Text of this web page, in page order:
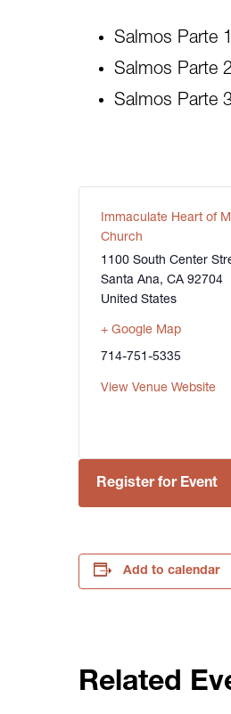
Salmos Parte
Salmos Parte
Salmos Parte
Immaculate Heart of
Church
1100 South Center
Santa Ana, CA 92704
United States
+ Google Map
714-751-5335
View Venue Website
Register for Event
Add to calendar
Related